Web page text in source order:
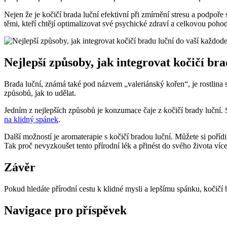
Nejen že je kočičí brada luční efektivní při zmírnění stresu a
těmi, kteří chtějí optimalizovat své psychické zdraví a celkovou
Nejlepší způsoby, jak integrovat kočičí
Brada luční, známá také pod názvem „valeriánský kořen“, je
způsobů, jak to udělat.
Jedním z nejlepších způsobů je konzumace čaje z kočičí brady
na klidný spánek.
Další možností je aromaterapie s kočičí bradou luční. Můžete si
Tak proč nevyzkoušet tento přírodní lék a přinést do svého života
Závěr
Pokud hledáte přírodní cestu k klidné mysli a lepšímu spánku,
Navigace pro příspěvek